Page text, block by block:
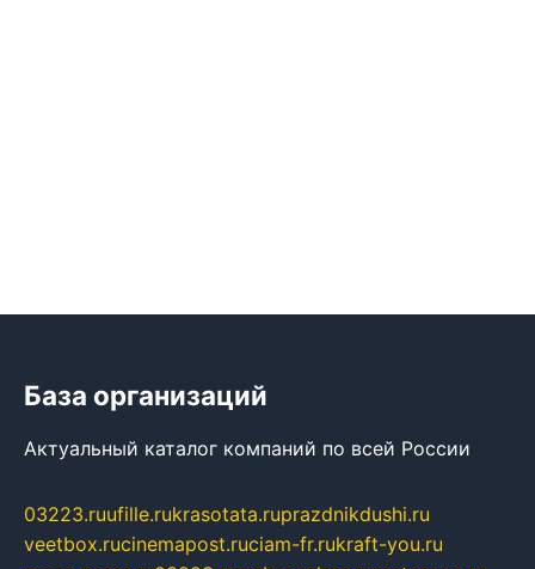
База организаций
Актуальный каталог компаний по всей России
03223.ruufille.rukrasotata.ruprazdnikdushi.ru
veetbox.rucinemapost.ruciam-fr.rukraft-you.ru